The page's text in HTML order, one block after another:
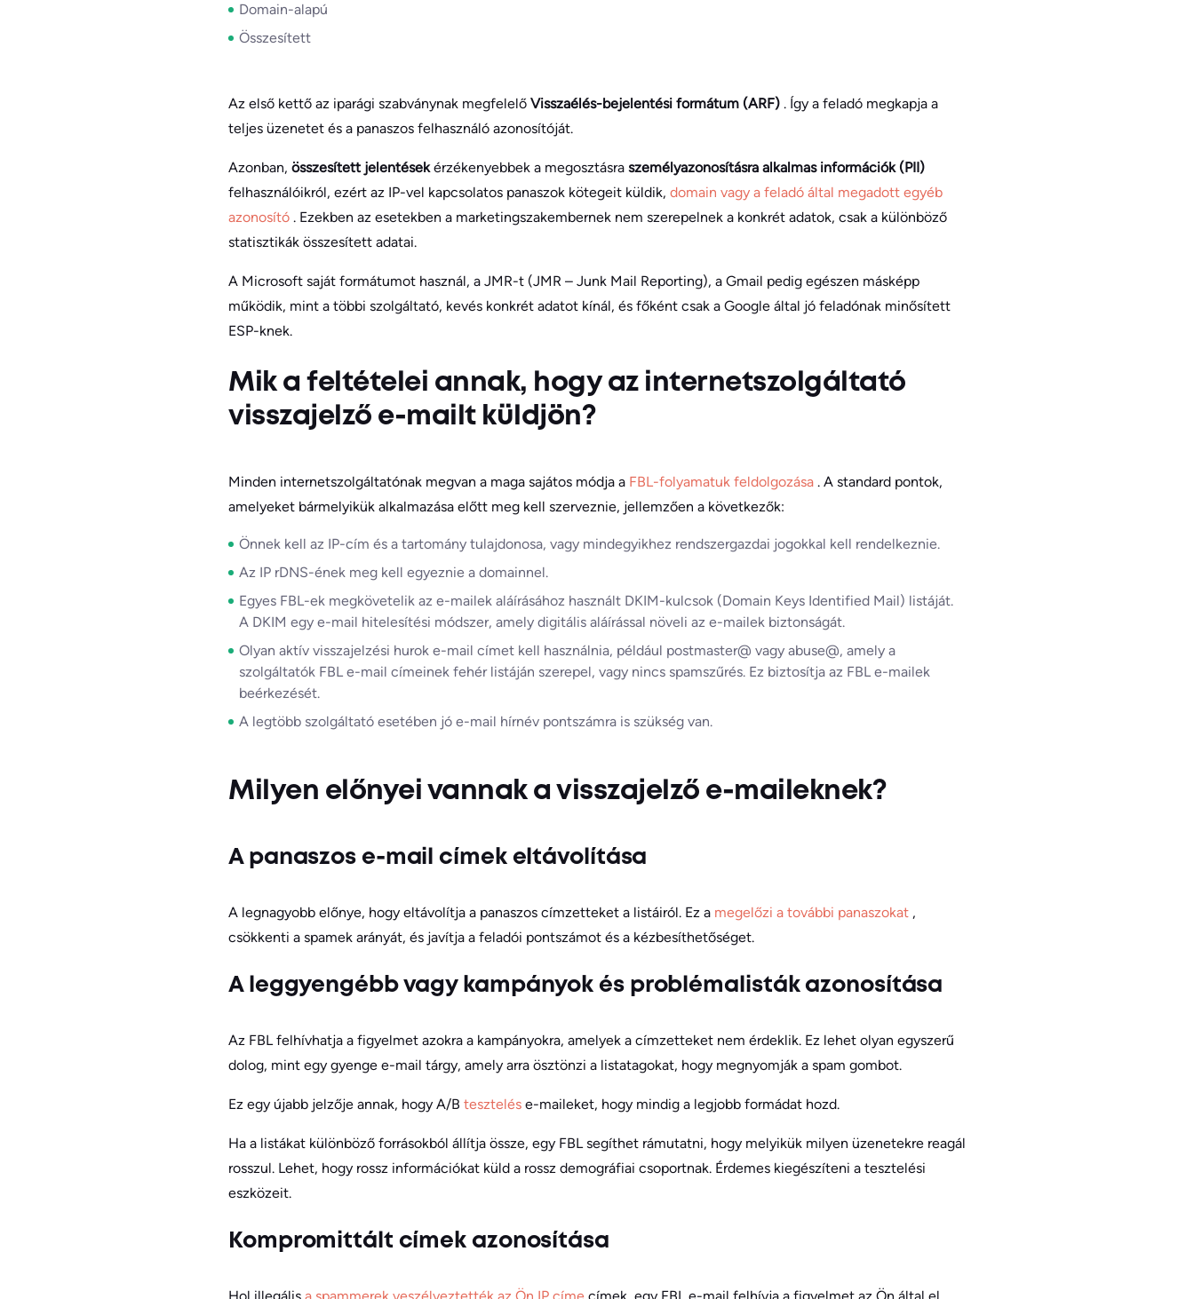
Domain-alapú
Összesített
Az első kettő az iparági szabványnak megfelelő Visszaélés-bejelentési formátum (ARF) . Így a feladó megkapja a
teljes üzenetet és a panaszos felhasználó azonosítóját.
Azonban, összesített jelentésekérzékenyebbek a megosztásra személyazonosításra alkalmas információk (PII)
felhasználóikról, ezért az IP-vel kapcsolatos panaszok kötegeit küldik, domain vagy a feladó által megadott egyéb
azonosító . Ezekben az esetekben a marketingszakembernek nem szerepelnek a konkrét adatok, csak a különböző
statisztikák összesített adatai.
A Microsoft saját formátumot használ, a JMR-t (JMR – Junk Mail Reporting), a Gmail pedig egészen másképp
működik, mint a többi szolgáltató, kevés konkrét adatot kínál, és főként csak a Google által jó feladónak minősített
ESP-knek.
Mik a feltételei annak, hogy az internetszolgáltató
visszajelző e-mailt küldjön?
Minden internetszolgáltatónak megvan a maga sajátos módja a FBL-folyamatuk feldolgozása . A standard pontok,
amelyeket bármelyikük alkalmazása előtt meg kell szerveznie, jellemzően a következők:
Önnek kell az IP-cím és a tartomány tulajdonosa, vagy mindegyikhez rendszergazdai jogokkal kell rendelkeznie.
Az IP rDNS-ének meg kell egyeznie a domainnel.
Egyes FBL-ek megkövetelik az e-mailek aláírásához használt DKIM-kulcsok (Domain Keys Identified Mail) listáját.
A DKIM egy e-mail hitelesítési módszer, amely digitális aláírással növeli az e-mailek biztonságát.
Olyan aktív visszajelzési hurok e-mail címet kell használnia, például postmaster@ vagy abuse@, amely a
szolgáltatók FBL e-mail címeinek fehér listáján szerepel, vagy nincs spamszűrés. Ez biztosítja az FBL e-mailek
beérkezését.
A legtöbb szolgáltató esetében jó e-mail hírnév pontszámra is szükség van.
Milyen előnyei vannak a visszajelző e-maileknek?
A panaszos e-mail címek eltávolítása
A legnagyobb előnye, hogy eltávolítja a panaszos címzetteket a listáiról. Ez a megelőzi a további panaszokat ,
csökkenti a spamek arányát, és javítja a feladói pontszámot és a kézbesíthetőséget.
A leggyengébb vagy kampányok és problémalisták azonosítása
Az FBL felhívhatja a figyelmet azokra a kampányokra, amelyek a címzetteket nem érdeklik. Ez lehet olyan egyszerű
dolog, mint egy gyenge e-mail tárgy, amely arra ösztönzi a listatagokat, hogy megnyomják a spam gombot.
Ez egy újabb jelzője annak, hogy A/B tesztelés e-maileket, hogy mindig a legjobb formádat hozd.
Ha a listákat különböző forrásokból állítja össze, egy FBL segíthet rámutatni, hogy melyikük milyen üzenetekre reagál
rosszul. Lehet, hogy rossz információkat küld a rossz demográfiai csoportnak. Érdemes kiegészíteni a tesztelési
eszközeit.
Kompromittált címek azonosítása